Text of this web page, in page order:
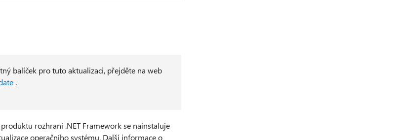
balíček pro tuto aktualizaci, přejděte na web
.
rozhraní .NET Framework se nainstaluje
operačního systému. Další informace o